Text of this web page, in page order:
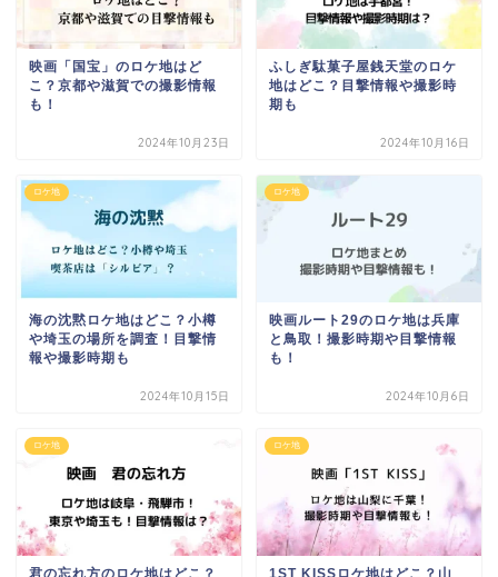
映画「国宝」のロケ地はど
こ？京都や滋賀での撮影情報
も！
2024年10月23日
ふしぎ駄菓子屋銭天堂のロケ
地はどこ？目撃情報や撮影時
期も
2024年10月16日
ロケ地
海の沈黙ロケ地はどこ？小樽
や埼玉の場所を調査！目撃情
報や撮影時期も
2024年10月15日
ロケ地
映画ルート29のロケ地は兵庫
と鳥取！撮影時期や目撃情報
も！
2024年10月6日
ロケ地
君の忘れ方のロケ地はどこ？
ロケ地
1ST KISSロケ地はどこ？山